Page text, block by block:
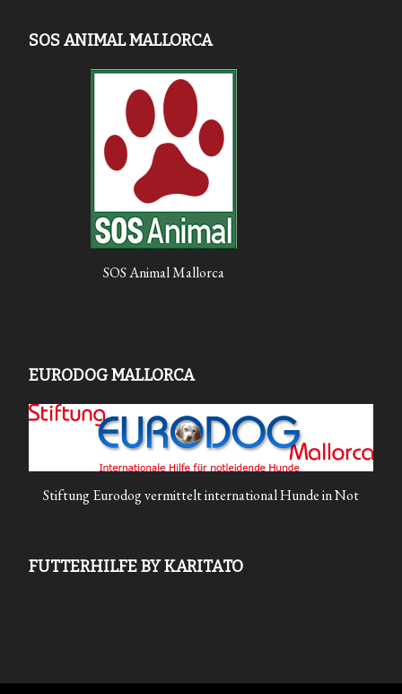
SOS ANIMAL MALLORCA
SOS Animal Mallorca
EURODOG MALLORCA
Stiftung Eurodog vermittelt international Hunde in Not
FUTTERHILFE BY KARITATO